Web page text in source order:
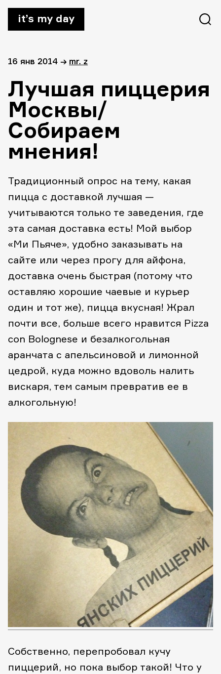
it’s my day
16 янв 2014 → mr. z
Лучшая пиццерия
Москвы/
Собираем
мнения!
Традиционный опрос на тему, какая
пицца с доставкой лучшая —
учитываются только те заведения, где
эта самая доставка есть! Мой выбор
«Ми Пьяче», удобно заказывать на
сайте или через прогу для айфона,
доставка очень быстрая (потому что
оставляю хорошие чаевые и курьер
один и тот же), пицца вкусная! Жрал
почти все, больше всего нравится Pizza
con Bolognese и безалкогольная
аранчата с апельсиновой и лимонной
цедрой, куда можно вдоволь налить
вискаря, тем самым превратив ее в
алкогольную!
Собственно, перепробовал кучу
пиццерий, но пока выбор такой! Что у